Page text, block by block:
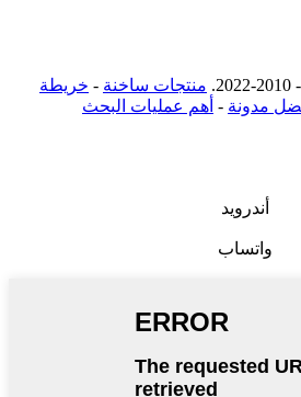
منتجات ساخنة - خريطة
مدونة - أهم عمليات البحث
أندرويد
واتساب